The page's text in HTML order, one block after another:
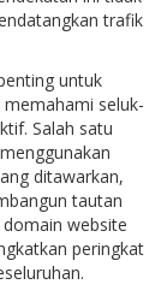
trafik
untuk
seluk-
Salah satu
ditawarkan,
tautan
website
peringkat